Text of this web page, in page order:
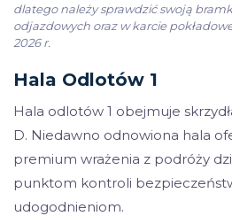
dlatego należy sprawdzić swoją
odjazdowych oraz w karcie
2026 r.
Hala Odlotów 1
Hala odlotów 1 obejmuje
D. Niedawno odnowiona hala
premium wrażenia z podróży
punktom kontroli
udogodnieniom.